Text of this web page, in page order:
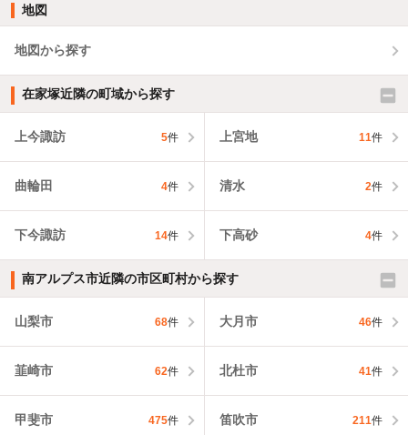
地図
地図から探す
在家塚近隣の町域から探す
上今諏訪 5件 上宮地 11件
曲輪田 4件 清水 2件
下今諏訪 14件 下高砂 4件
南アルプス市近隣の市区町村から探す
山梨市 68件 大月市 46件
韮崎市 62件 北杜市 41件
甲斐市 475件 笛吹市 211件